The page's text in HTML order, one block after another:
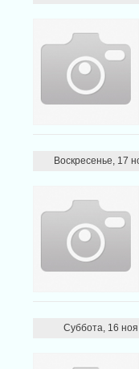
Воскресенье, 17
Суббота, 16